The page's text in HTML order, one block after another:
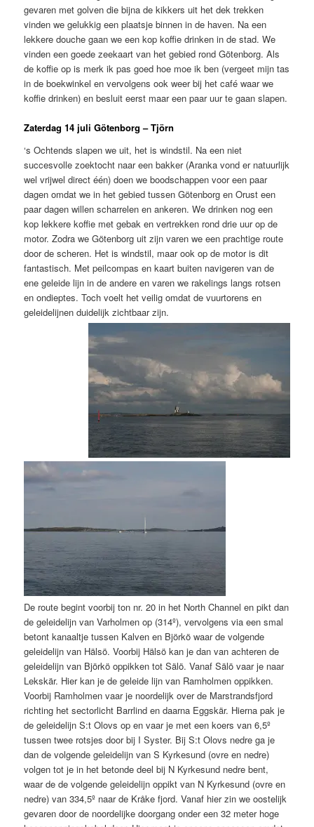
gevaren met golven die bijna de kikkers uit het dek trekken
vinden we gelukkig een plaatsje binnen in de haven. Na een
lekkere douche gaan we een kop koffie drinken in de stad. We
vinden een goede zeekaart van het gebied rond Götenborg. Als
de koffie op is merk ik pas goed hoe moe ik ben (vergeet mijn tas
in de boekwinkel en vervolgens ook weer bij het café waar we
koffie drinken) en besluit eerst maar een paar uur te gaan slapen.
Zaterdag 14 juli Götenborg – Tjörn
‘s Ochtends slapen we uit, het is windstil. Na een niet
succesvolle zoektocht naar een bakker (Aranka vond er natuurlijk
wel vrijwel direct één) doen we boodschappen voor een paar
dagen omdat we in het gebied tussen Götenborg en Orust een
paar dagen willen scharrelen en ankeren. We drinken nog een
kop lekkere koffie met gebak en vertrekken rond drie uur op de
motor. Zodra we Götenborg uit zijn varen we een prachtige route
door de scheren. Het is windstil, maar ook op de motor is dit
fantastisch. Met peilcompas en kaart buiten navigeren van de
ene geleide lijn in de andere en varen we rakelings langs rotsen
en ondieptes. Toch voelt het veilig omdat de vuurtorens en
geleidelijnen duidelijk zichtbaar zijn.
De route begint voorbij ton nr. 20 in het North Channel en pikt dan
de geleidelijn van Varholmen op (314º), vervolgens via een smal
betont kanaaltje tussen Kalven en Björkö waar de volgende
geleidelijn van Hälsö. Voorbij Hälsö kan je dan van achteren de
geleidelijn van Björkö oppikken tot Sälö. Vanaf Sälö vaar je naar
Lekskär. Hier kan je de geleide lijn van Ramholmen oppikken.
Voorbij Ramholmen vaar je noordelijk over de Marstrandsfjord
richting het sectorlicht Barrlind en daarna Eggskär. Hierna pak je
de geleidelijn S:t Olovs op en vaar je met een koers van 6,5º
tussen twee rotsjes door bij I Syster. Bij S:t Olovs nedre ga je
dan de volgende geleidelijn van S Kyrkesund (ovre en nedre)
volgen tot je in het betonde deel bij N Kyrkesund nedre bent,
waar de de volgende geleidelijn oppikt van N Kyrkesund (ovre en
nedre) van 334,5º naar de Kråke fjord. Vanaf hier zin we oostelijk
gevaren door de noordelijke doorgang onder een 32 meter hoge